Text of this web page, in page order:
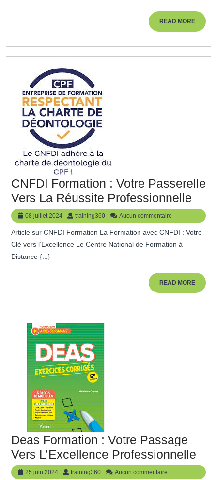
L’Aide
La
READ MOREREAD
MORE
CNFDI Formation : Votre Passerelle
Vers La Réussite Professionnelle
:
Vers
La
08 juillet 2024
08
juillet
2024
training360 training360
Aucun commentaire
Article sur CNFDI Formation La Formation avec CNFDI : Votre
Clé vers l’Excellence Le Centre National de Formation à
Distance {...}
READ MOREREAD
MORE
Deas Formation : Votre Passage
Vers L’Excellence Professionnelle
25 juin 2024
25 training360 training360
Aucun commentaire